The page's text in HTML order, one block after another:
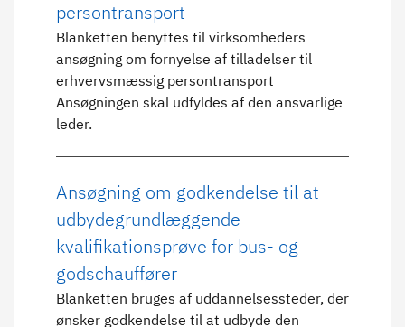
persontransport
Blanketten benyttes til virksomheders
ansøgning om fornyelse af tilladelser til
erhvervsmæssig persontransport
Ansøgningen skal udfyldes af den ansvarlige
leder.
Ansøgning om godkendelse til at
udbydegrundlæggende
kvalifikationsprøve for bus- og
godschauffører
Blanketten bruges af uddannelsessteder, der
ønsker godkendelse til at udbyde den